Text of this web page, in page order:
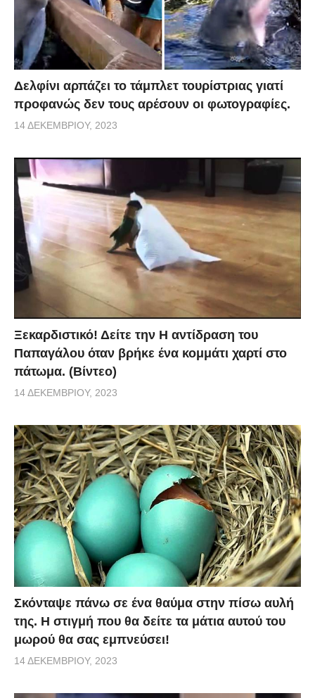
Δελφίνι αρπάζει το τάμπλετ τουρίστριας γιατί
προφανώς δεν τους αρέσουν οι φωτογραφίες.
14 ΔΕΚΕΜΒΡΊΟΥ, 2023
Ξεκαρδιστικό! Δείτε την Η αντίδραση του
Παπαγάλου όταν βρήκε ένα κομμάτι χαρτί στο
πάτωμα. (Βίντεο)
14 ΔΕΚΕΜΒΡΊΟΥ, 2023
Σκόνταψε πάνω σε ένα θαύμα στην πίσω αυλή
της. Η στιγμή που θα δείτε τα μάτια αυτού του
μωρού θα σας εμπνεύσει!
14 ΔΕΚΕΜΒΡΊΟΥ, 2023